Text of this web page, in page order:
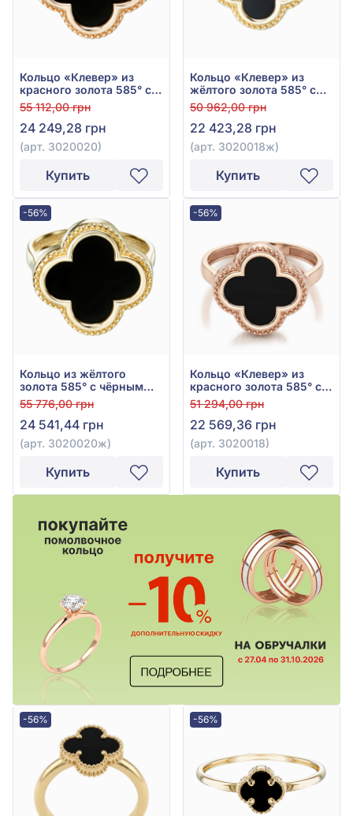
Кольцо «Клевер» из
красного золота 585° с
чёрным ониксом, арт.
3020020
55 112,00 грн
24 249,28 грн
(арт. 3020020)
Купить
Кольцо «Клевер» из
жёлтого золота 585° с
чёрным ониксом, арт.
3020018ж
50 962,00 грн
22 423,28 грн
(арт. 3020018ж)
Купить
-56%
Кольцо из жёлтого
золота 585° с чёрным
ониксом, арт. 3020020ж
55 776,00 грн
24 541,44 грн
(арт. 3020020ж)
Купить
-56%
Кольцо «Клевер» из
красного золота 585° с
чёрным ониксом, арт.
3020018
51 294,00 грн
22 569,36 грн
(арт. 3020018)
Купить
-56% -56%